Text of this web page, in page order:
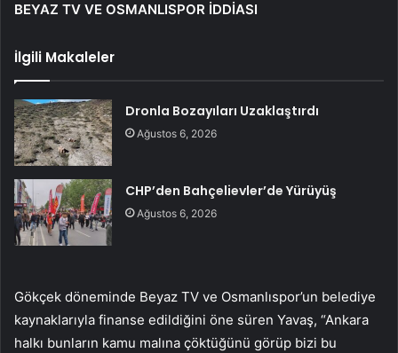
BEYAZ TV VE OSMANLISPOR İDDİASI
İlgili Makaleler
Dronla Bozayıları Uzaklaştırdı
Ağustos 6, 2026
CHP’den Bahçelievler’de Yürüyüş
Ağustos 6, 2026
Gökçek döneminde Beyaz TV ve Osmanlıspor’un belediye
kaynaklarıyla finanse edildiğini öne süren Yavaş, “Ankara
halkı bunların kamu malına çöktüğünü görüp bizi bu